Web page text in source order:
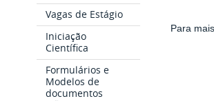
Vagas de Estágio
Iniciação
Científica
Formulários e
Modelos de
documentos
Para